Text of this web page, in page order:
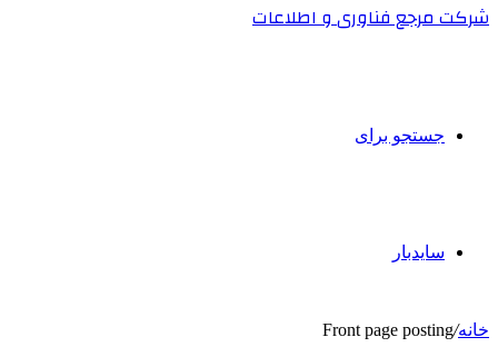
شرکت مرجع فناوری و اطلاعات
جستجو برای
سایدبار
خانه/
Front page posting